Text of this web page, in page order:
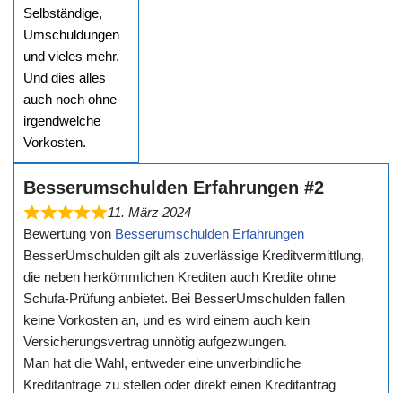
Selbständige,
Umschuldungen
und vieles mehr.
Und dies alles
auch noch ohne
irgendwelche
Vorkosten.
Besserumschulden Erfahrungen #2
11. März 2024
Bewertung von Besserumschulden Erfahrungen
BesserUmschulden gilt als zuverlässige Kreditvermittlung,
die neben herkömmlichen Krediten auch Kredite ohne
Schufa-Prüfung anbietet. Bei BesserUmschulden fallen
keine Vorkosten an, und es wird einem auch kein
Versicherungsvertrag unnötig aufgezwungen.
Man hat die Wahl, entweder eine unverbindliche
Kreditanfrage zu stellen oder direkt einen Kreditantrag